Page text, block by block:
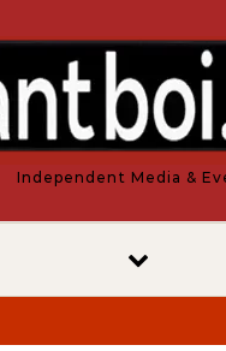
Independent Media &